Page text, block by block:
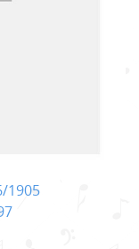
1905